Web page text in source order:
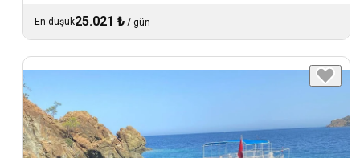
En düşük25.021 ₺ / gün